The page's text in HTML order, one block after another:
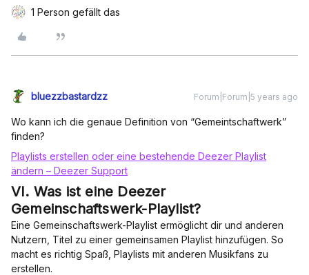
1 Person gefällt das
bluezzbastardzz Forum|Forum|5 years ago
Wo kann ich die genaue Definition von “Gemeintschaftwerk”
finden?
Playlists erstellen oder eine bestehende Deezer Playlist
ändern – Deezer Support
VI. Was ist eine Deezer
Gemeinschaftswerk-Playlist?
Eine Gemeinschaftswerk-Playlist ermöglicht dir und anderen
Nutzern, Titel zu einer gemeinsamen Playlist hinzufügen. So
macht es richtig Spaß, Playlists mit anderen Musikfans zu
erstellen.